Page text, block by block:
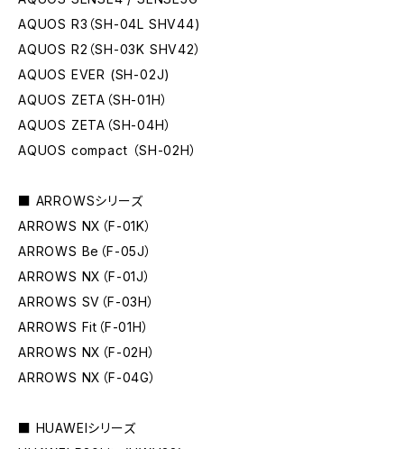
AQUOS R3（SH-04L SHV44)
AQUOS R2（SH-03K SHV42）
AQUOS EVER (SH-02J)
AQUOS ZETA（SH-01H）
AQUOS ZETA（SH-04H）
AQUOS compact （SH-02H）
■ ARROWSシリーズ
ARROWS NX（F-01K）
ARROWS Be（F-05J）
ARROWS NX（F-01J）
ARROWS SV（F-03H）
ARROWS Fit（F-01H）
ARROWS NX（F-02H）
ARROWS NX（F-04G）
■ HUAWEIシリーズ